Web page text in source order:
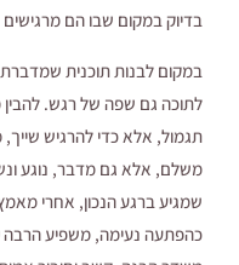
בדיוק במקום שבו הם
במקום לבנות תוכנית
לתוכה גם שפה של רגש. להבין
תגמול, אלא כדי להרגיש
משלם, אלא גם מדבר, נוגע
שמגיע ברגע הנכון, אחרי
כהפתעה נעימה, משפיע הרבה